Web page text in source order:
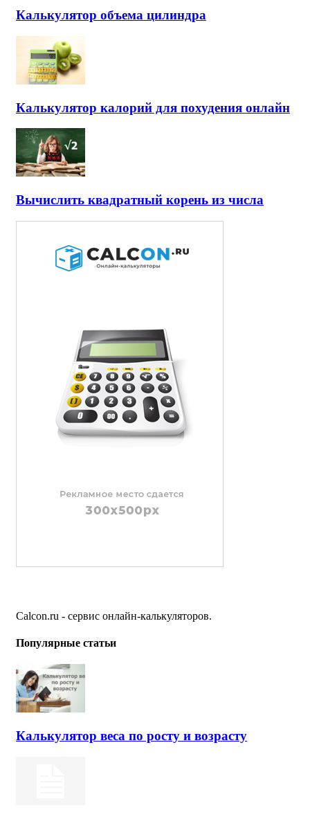
Калькулятор объема цилиндра
Калькулятор калорий для похудения онлайн
Вычислить квадратный корень из числа
Calcon.ru - сервис онлайн-калькуляторов.
Популярные статьи
Калькулятор веса по росту и возрасту